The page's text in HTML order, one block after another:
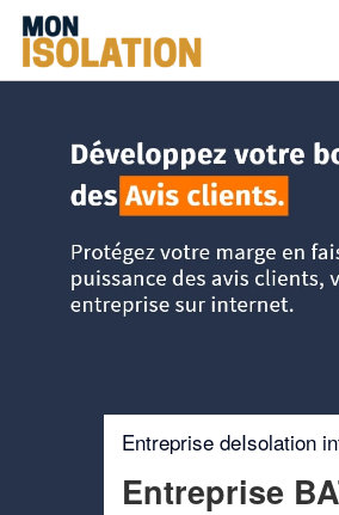
Entreprise deIsolation
Entreprise